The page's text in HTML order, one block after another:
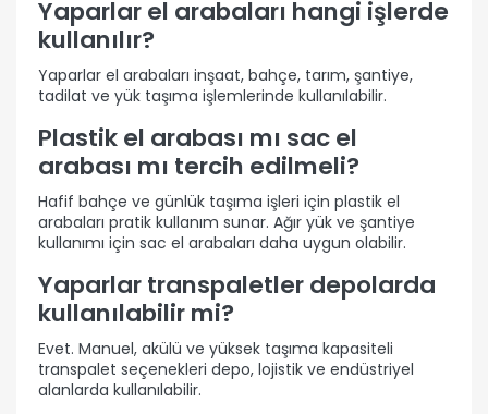
Yaparlar el arabaları hangi işlerde
kullanılır?
Yaparlar el arabaları inşaat, bahçe, tarım, şantiye,
tadilat ve yük taşıma işlemlerinde kullanılabilir.
Plastik el arabası mı sac el
arabası mı tercih edilmeli?
Hafif bahçe ve günlük taşıma işleri için plastik el
arabaları pratik kullanım sunar. Ağır yük ve şantiye
kullanımı için sac el arabaları daha uygun olabilir.
Yaparlar transpaletler depolarda
kullanılabilir mi?
Evet. Manuel, akülü ve yüksek taşıma kapasiteli
transpalet seçenekleri depo, lojistik ve endüstriyel
alanlarda kullanılabilir.